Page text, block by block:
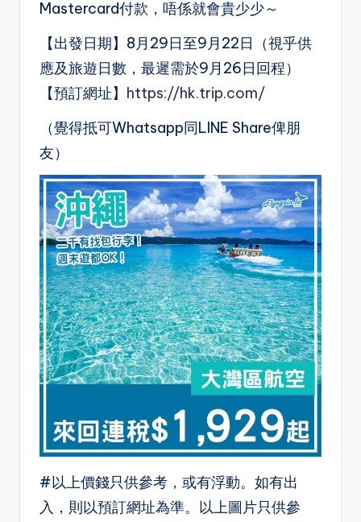
Mastercard付款，唔係就會貴少少～
【出發日期】8月29日至9月22日（視乎供
應及旅遊日數，最遲需於9月26日回程）
【預訂網址】 https://hk.trip.com/
（覺得抵可Whatsapp同LINE Share俾朋
友）
#以上價錢只供參考，或有浮動。如有出
入，則以預訂網址為準。以上圖片只供參